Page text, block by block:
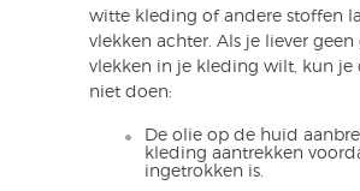
witte kleding of andere stoffen
vlekken achter. Als je liever geen
vlekken in je kleding wilt, kun je
niet doen:
De olie op de huid
kleding aantrekken
ingetrokken is.